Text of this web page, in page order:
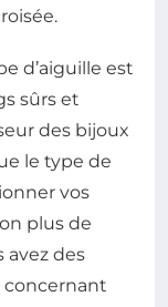
d’aiguille est
sûrs et
des bijoux
le type de
vos
plus de
avez des
concernant